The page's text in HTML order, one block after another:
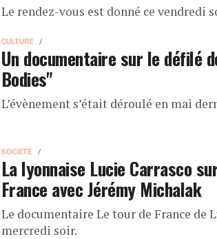
Le rendez-vous est donné ce vendredi
CULTURE
Un documentaire sur le défilé
Bodies"
L’évènement s’était déroulé en mai
SOCIÉTÉ
La lyonnaise Lucie Carrasco
France avec Jérémy Michalak
Le documentaire Le tour de France de
mercredi soir.